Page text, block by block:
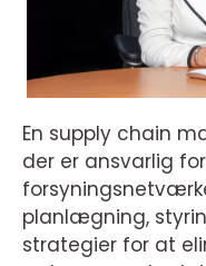
En supply chain
der er ansvarlig
planlægning,
strategier for at